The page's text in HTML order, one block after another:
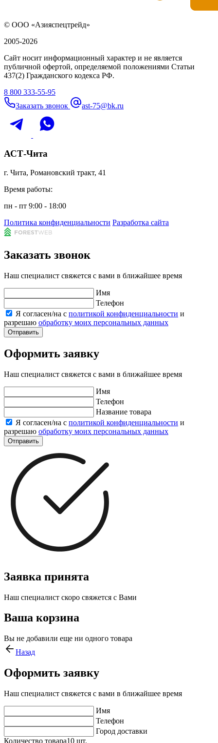
© ООО «Азияспецтрейд»
2005-2026
Сайт носит информационный характер и не является
публичной офертой, определяемой положениями Статьи
437(2) Гражданского кодекса РФ.
8 800 333-55-95
Заказать звонок
ast-75@bk.ru
АСТ-Чита
г. Чита, Романовский тракт, 41
Время работы:
пн - пт 9:00 - 18:00
Политика конфиденциальности Разработка сайта
Заказать звонок
Наш специалист свяжется с вами в ближайшее время
Имя
Телефон
Я согласен/на с политикой конфиденциальности и
разрешаю обработку моих персональных данных
Отправить
Оформить заявку
Наш специалист свяжется с вами в ближайшее время
Имя
Телефон
Название товара
Я согласен/на с политикой конфиденциальности и
разрешаю обработку моих персональных данных
Отправить
Заявка принята
Наш специалист скоро свяжется с Вами
Ваша корзина
Вы не добавили еще ни одного товара
Назад
Оформить заявку
Наш специалист свяжется с вами в ближайшее время
Имя
Телефон
Город доставки
Количество товара10 шт.